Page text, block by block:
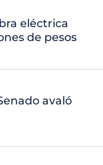
eléctrica
de pesos
avaló